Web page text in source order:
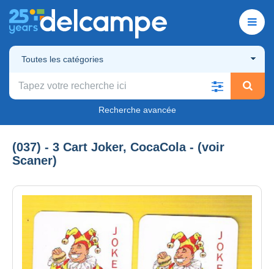
Toutes les catégories
Recherche avancée
(037) - 3 Cart Joker, CocaCola - (voir
Scaner)